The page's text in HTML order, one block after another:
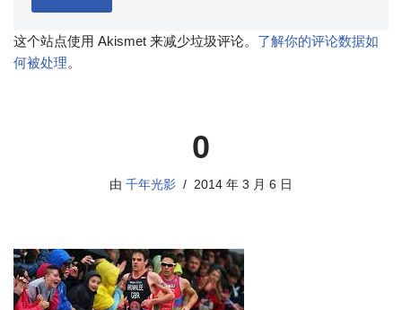
这个站点使用 Akismet 来减少垃圾评论。 了解你的评论数据如
何被处理。
0
由 千年光影 2014 年 3 月 6 日